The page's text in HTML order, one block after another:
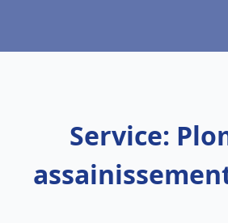
Service: